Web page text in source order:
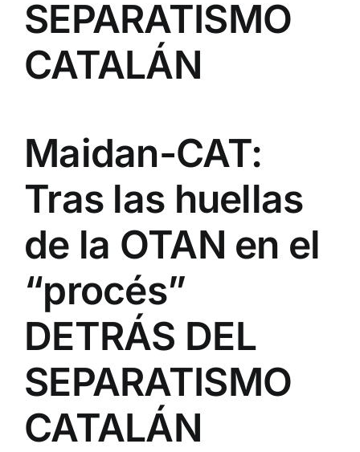
SEPARATISMO
CATALÁN
Maidan-CAT:
Tras las huellas
de la OTAN en el
“procés”
DETRÁS DEL
SEPARATISMO
CATALÁN